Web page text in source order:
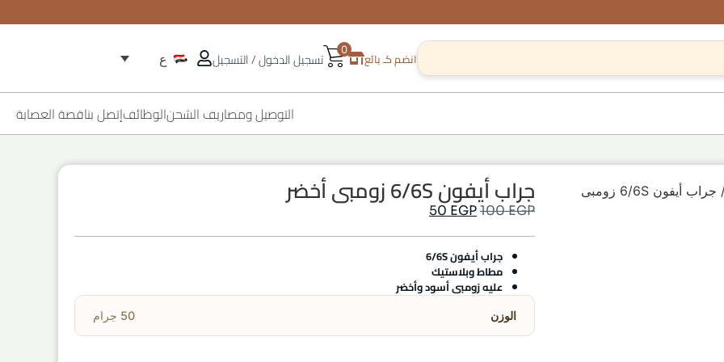
انضم كـ بائع 0 تسجيل الدخول / التسجيل ع
التوصيل ومصاريف الشحنالوظائفإتصل بناقصة العصابة
/ جراب أيفون 6/6S زومبى
جراب أيفون 6/6S زومبى أخضر
100EGP
50 EGP
جراب أيفون 6/6S
مطاط وبلاستيك
عليه زومبى أسود وأخضر
الوزن 50 جرام